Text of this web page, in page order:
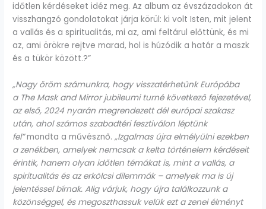
időtlen kérdéseket idéz meg. Az album az évszázadokon át
visszhangzó gondolatokat járja körül: ki volt Isten, mit jelent
a vallás és a spiritualitás, mi az, ami feltárul előttünk, és mi
az, ami örökre rejtve marad, hol is húzódik a határ a maszk
és a tükör között.?”
„Nagy öröm számunkra, hogy visszatérhetünk Európába
a The Mask and Mirrorjubileumi turné következő fejezetével,
az első, 2024 nyarán megrendezett dél európai szakasz
után, ahol számos szabadtéri fesztiválon léptünk
fel”mondta a művésznő.„Izgalmas újra elmélyülni ezekben
a zenékben, amelyek nemcsak a kelta történelem kérdéseit
érintik, hanem olyan időtlen témákat is, mint a vallás, a
spiritualitás és az erkölcsi dilemmák – amelyek ma is új
jelentéssel bírnak. Alig várjuk, hogy újra találkozzunk a
közönséggel, és megoszthassuk velük ezt a zenei élményt